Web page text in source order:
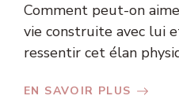
Comment peut-on
vie construite avec lui
ressentir cet élan
EN SAVOIR PLUS